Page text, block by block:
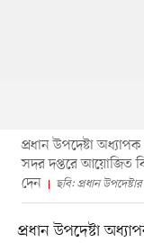
প্রধান উপদেষ্টা
সদর দপ্তরে আয়োজিত
দেন
ছবি: প্রধান
প্রধান উপদেষ্টা